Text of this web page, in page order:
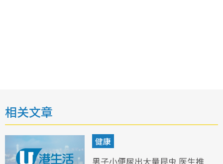
相关文章
健康
男子小便尿出大量昆虫 医生推